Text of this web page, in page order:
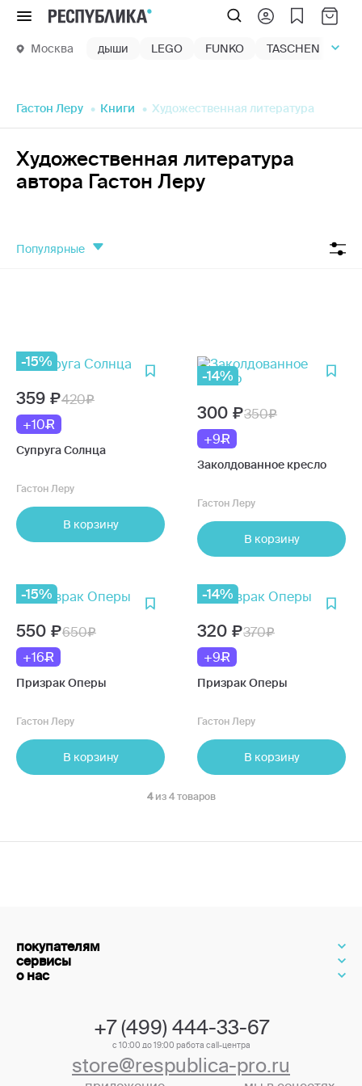
Меню
Москва дыши LEGO FUNKO TASCHEN
Гастон Леру Книги Художественная литература
Художественная литература
автора Гастон Леру
популярные
-15%
359
420
+10
Супруга Солнца
Гастон Леру
В корзину
-14%
300
350
+9
Заколдованное кресло
Гастон Леру
В корзину
-15%
550
650
+16
Призрак Оперы
Гастон Леру
В корзину
-14%
320
370
+9
Призрак Оперы
Гастон Леру
В корзину
4 из 4 товаров
покупателям
сервисы
о нас
+7 (499) 444-33-67
с 10:00 до 19:00 работа call-центра
store@respublica-pro.ru